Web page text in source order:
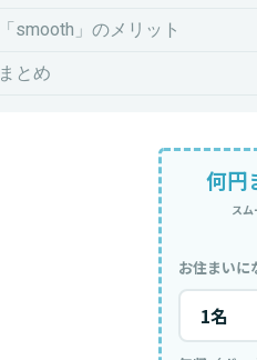
「smooth」のメリット
まとめ
何円
スム
お住まいに